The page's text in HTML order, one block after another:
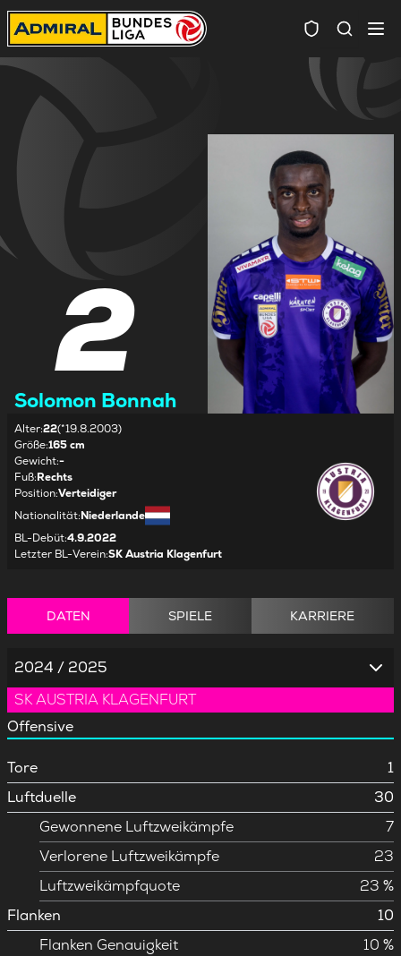
2
Solomon Bonnah
Alter:22(*19.8.2003)
Größe:165 cm
Gewicht:-
Fuß:Rechts
Position:Verteidiger
Nationalität:Niederlande
BL-Debüt:4.9.2022
Letzter BL-Verein:SK Austria Klagenfurt
DATEN SPIELE KARRIERE
2024 / 2025
SK AUSTRIA KLAGENFURT
Offensive
Tore
1
Luftduelle
30
Gewonnene Luftzweikämpfe
7
Verlorene Luftzweikämpfe
23
Luftzweikämpfquote
23 %
Flanken
10
Flanken Genauigkeit
10 %